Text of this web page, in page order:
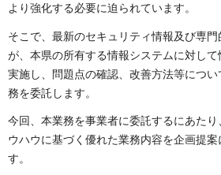
より強化する必要に迫られています。
そこで、最新のセキュリティ情報及び専
が、本県の所有する情報システムに対し
実施し、問題点の確認、改善方法等につ
務を委託します。
今回、本業務を事業者に委託するにあた
ウハウに基づく優れた業務内容を企画提
す。